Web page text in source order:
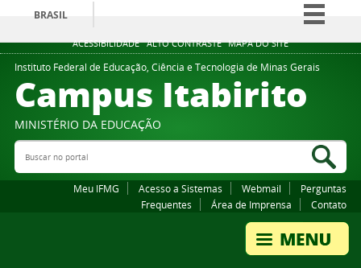
ACESSIBILIDADE ALTO CONTRASTE MAPA DO SITE
BRASIL
Simplifique!
Comunica BR
Participe
Legislação
Instituto Federal de Educação, Ciência e Tecnologia de Minas Gerais
Campus Itabirito
MINISTÉRIO DA EDUCAÇÃO
Buscar no portal
Meu IFMG Acesso a Sistemas Webmail
Perguntas
Frequentes
Área de Imprensa Contato